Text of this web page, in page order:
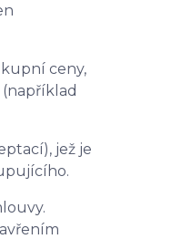
ceny,
jež je